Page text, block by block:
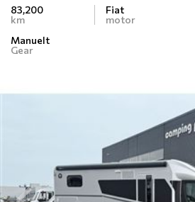
83,200
km
Manuelt
Gear
Fiat
motor